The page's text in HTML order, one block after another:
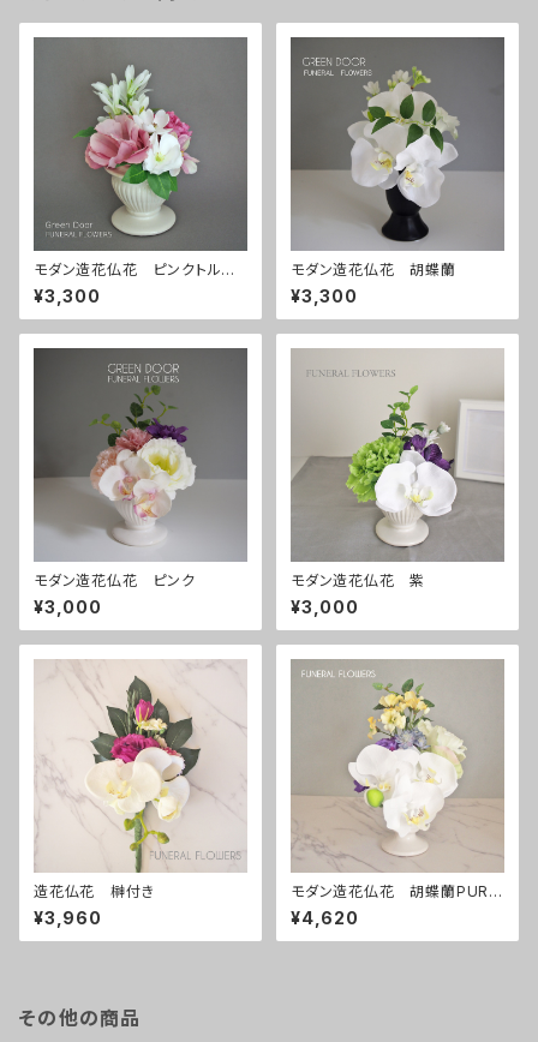
モダン造花仏花 ピンクトルコ
桔梗
¥3,300
モダン造花仏花 胡蝶蘭
¥3,300
モダン造花仏花 ピンク
¥3,000
モダン造花仏花 紫
¥3,000
造花仏花 榊付き
¥3,960
モダン造花仏花 胡蝶蘭PURP
LE
¥4,620
その他の商品